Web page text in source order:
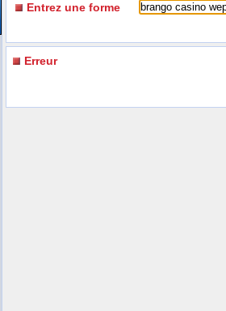
Entrez une forme
Erreur